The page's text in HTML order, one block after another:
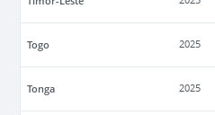
Togo 2025
Tonga 2025